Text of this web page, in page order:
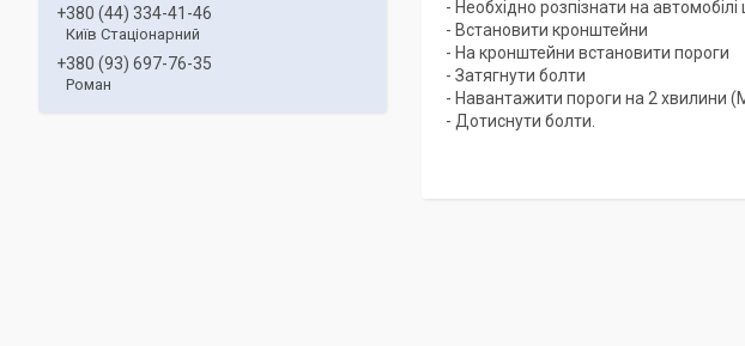
- Необхідно розпізнати на автомобілі
- Встановити кронштейни
- На кронштейни встановити пороги
- Затягнути болти
- Навантажити пороги на 2 хвилини
- Дотиснути болти.
+380 (44) 334-41-46
Київ Стаціонарний
+380 (93) 697-76-35
Роман